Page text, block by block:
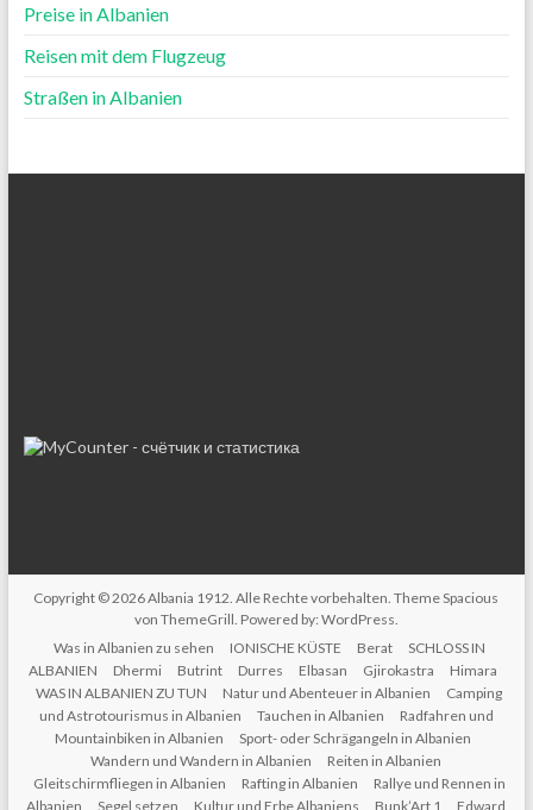
Preise in Albanien
Reisen mit dem Flugzeug
Straßen in Albanien
Copyright © 2026Albania 1912 . Alle Rechte vorbehalten. ThemeSpacious
von ThemeGrill. Powered by: WordPress
Was in Albanien zu sehen
IONISCHE KÜSTE Berat
SCHLOSS IN
ALBANIEN
Dhermi Butrint Durres Elbasan Gjirokastra
Himara
WAS IN ALBANIEN ZU TUN
Natur und Abenteuer in Albanien
Camping
und Astrotourismus in Albanien
Tauchen in Albanien
Radfahren und
Mountainbiken in Albanien
Sport- oder Schrägangeln in Albanien
Wandern und Wandern in Albanien
Reiten in Albanien
Gleitschirmfliegen in Albanien
Rafting in Albanien
Rallye und Rennen in
Albanien
Segel setzen Kultur und Erbe Albaniens Bunk’Art 1 Edward